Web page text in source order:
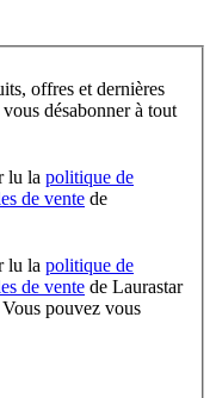
offres et dernières
désabonner à tout
lu la politique de
de vente de
lu la politique de
de vente de Laurastar
pouvez vous